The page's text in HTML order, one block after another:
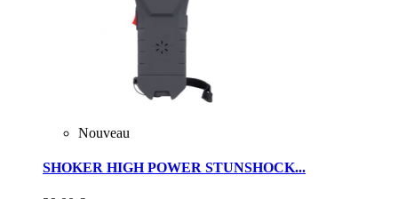
Nouveau
SHOKER HIGH POWER STUNSHOCK...